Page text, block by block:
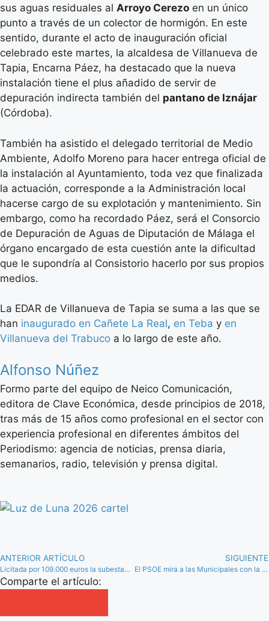
sus aguas residuales al Arroyo Cerezo en un único
punto a través de un colector de hormigón. En este
sentido, durante el acto de inauguración oficial
celebrado este martes, la alcaldesa de Villanueva de
Tapia, Encarna Páez, ha destacado que la nueva
instalación tiene el plus añadido de servir de
depuración indirecta también del pantano de Iznájar
(Córdoba).
También ha asistido el delegado territorial de Medio
Ambiente, Adolfo Moreno para hacer entrega oficial de
la instalación al Ayuntamiento, toda vez que finalizada
la actuación, corresponde a la Administración local
hacerse cargo de su explotación y mantenimiento. Sin
embargo, como ha recordado Páez, será el Consorcio
de Depuración de Aguas de Diputación de Málaga el
órgano encargado de esta cuestión ante la dificultad
que le supondría al Consistorio hacerlo por sus propios
medios.
La EDAR de Villanueva de Tapia se suma a las que se
han inaugurado en Cañete La Real, en Teba y en
Villanueva del Trabuco a lo largo de este año.
Alfonso Núñez
Formo parte del equipo de Neico Comunicación,
editora de Clave Económica, desde principios de 2018,
tras más de 15 años como profesional en el sector con
experiencia profesional en diferentes ámbitos del
Periodismo: agencia de noticias, prensa diaria,
semanarios, radio, televisión y prensa digital.
ANTERIOR ARTÍCULO
Licitada por 109.000 euros la subestación y suministro eléctrico del MegaHub Andalucía
SIGUIENTE
El PSOE mira a las Municipales con la “fuerza” de ser el más votado en Antequera y Nororma
Comparte el artículo: